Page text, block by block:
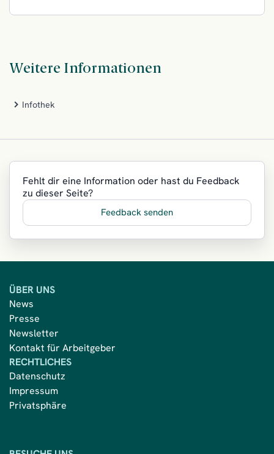
Weitere Informationen
Infothek
Fehlt dir eine Information oder hast du Feedback
zu dieser Seite?
Feedback senden
ÜBER UNS
News
Presse
Newsletter
Kontakt für Arbeitgeber
RECHTLICHES
Datenschutz
Impressum
Privatsphäre